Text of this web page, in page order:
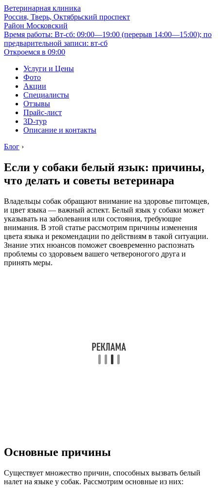
Ветеринарная клиника
Россия, Тверь, Октябрьский проспект
Район Московский
Время работы: Вт-сб: 09:00—19:00 (перерыв 14:00—15:00); по
предварительной записи: вт-сб
Откроемся в 09:00
Услуги и Цены
Фото
Акции
Специалисты
Отзывы
Прайс-лист
3D-тур
Описание и контакты
Блог ›
Если у собаки белый язык: причины,
что делать и советы ветеринара
Владельцы собак обращают внимание на здоровье питомцев,
и цвет языка — важный аспект. Белый язык у собаки может
указывать на заболевания или состояния, требующие
внимания. В этой статье рассмотрим причины изменения
цвета языка и рекомендации по действиям в такой ситуации.
Знание этих нюансов поможет своевременно распознать
проблемы со здоровьем вашего четвероногого друга и
принять меры.
Основные причины
Существует множество причин, способных вызвать белый
налет на языке у собак. Рассмотрим основные из них: